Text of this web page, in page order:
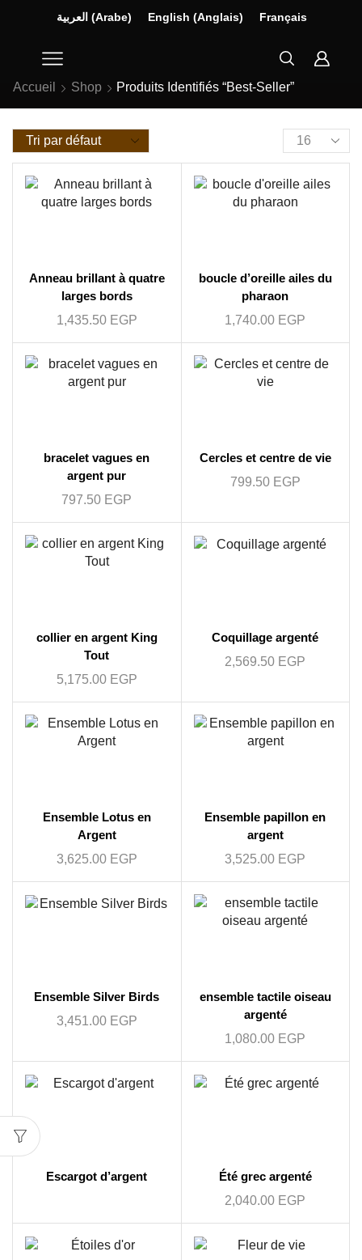
العربية (Arabe) English (Anglais) Français
Accueil Shop Produits Identifiés “best-Seller”
Anneau brillant à quatre
larges bords
1,435.50 EGP
boucle d’oreille ailes du
pharaon
1,740.00 EGP
bracelet vagues en
argent pur
797.50 EGP
Cercles et centre de vie
799.50 EGP
collier en argent King
Tout
5,175.00 EGP
Coquillage argenté
2,569.50 EGP
Ensemble Lotus en
Argent
3,625.00 EGP
Ensemble papillon en
argent
3,525.00 EGP
Ensemble Silver Birds
3,451.00 EGP
ensemble tactile oiseau
argenté
1,080.00 EGP
Escargot d’argent Été grec argenté
2,040.00 EGP